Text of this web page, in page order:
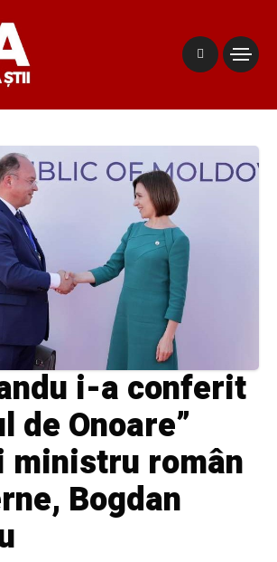
i-a conferit
de Onoare”
român
Bogdan